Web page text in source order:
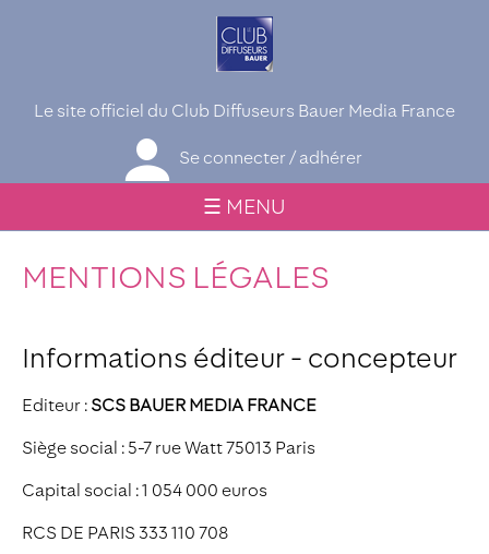
Le site officiel du Club Diffuseurs Bauer Media France
Se connecter / adhérer
☰ MENU
MENTIONS LÉGALES
Informations éditeur - concepteur
Editeur : SCS BAUER MEDIA FRANCE
Siège social : 5-7 rue Watt 75013 Paris
Capital social : 1 054 000 euros
RCS DE PARIS 333 110 708